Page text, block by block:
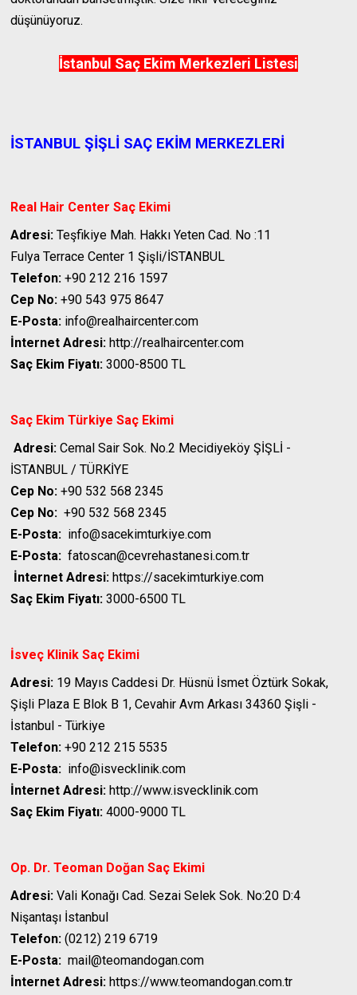
düşünüyoruz.
İstanbul Saç Ekim Merkezleri Listesi
İSTANBUL ŞİŞLİ SAÇ EKİM MERKEZLERİ
Real Hair Center Saç Ekimi
Adresi: Teşfikiye Mah. Hakkı Yeten Cad. No :11
Fulya Terrace Center 1 Şişli/İSTANBUL
Telefon: +90 212 216 1597
Cep No: +90 543 975 8647
E-Posta: info@realhaircenter.com
İnternet Adresi: http://realhaircenter.com
Saç Ekim Fiyatı: 3000-8500 TL
Saç Ekim Türkiye Saç Ekimi
Adresi: Cemal Sair Sok. No.2 Mecidiyeköy ŞİŞLİ -
İSTANBUL / TÜRKİYE
Cep No: +90 532 568 2345
Cep No: +90 532 568 2345
E-Posta: info@sacekimturkiye.com
E-Posta: fatoscan@cevrehastanesi.com.tr
İnternet Adresi: https://sacekimturkiye.com
Saç Ekim Fiyatı: 3000-6500 TL
İsveç Klinik Saç Ekimi
Adresi: 19 Mayıs Caddesi Dr. Hüsnü İsmet Öztürk Sokak,
Şişli Plaza E Blok B 1, Cevahir Avm Arkası 34360 Şişli -
İstanbul - Türkiye
Telefon: +90 212 215 5535
E-Posta: info@isvecklinik.com
İnternet Adresi: http://www.isvecklinik.com
Saç Ekim Fiyatı: 4000-9000 TL
Op. Dr. Teoman Doğan Saç Ekimi
Adresi: Vali Konağı Cad. Sezai Selek Sok. No:20 D:4
Nişantaşı İstanbul
Telefon: (0212) 219 6719
E-Posta: mail@teomandogan.com
İnternet Adresi: https://www.teomandogan.com.tr